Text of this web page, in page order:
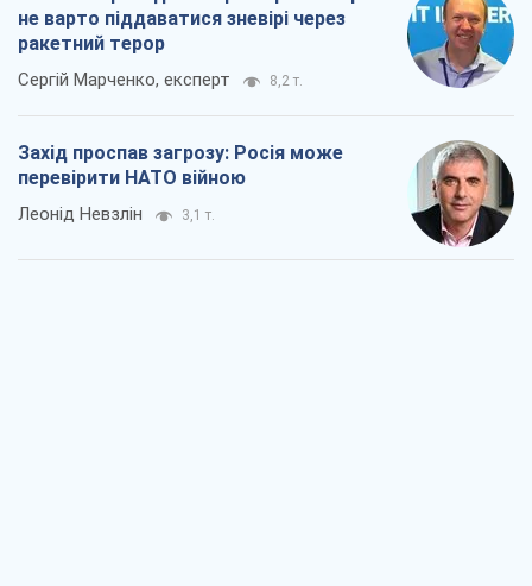
не варто піддаватися зневірі через
ракетний терор
Сергій Марченко, експерт 8,2 т.
Захід проспав загрозу: Росія може
перевірити НАТО війною
Леонід Невзлін 3,1 т.